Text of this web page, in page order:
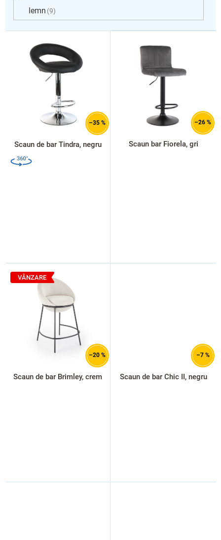
lemn 9
L
–35 %
Scaun de bar Tindra, negru
–26 %
Scaun bar Fiorela, gri
VÂNZARE
–20 %
Scaun de bar Brimley, crem
–7 %
Scaun de bar Chic II, negru